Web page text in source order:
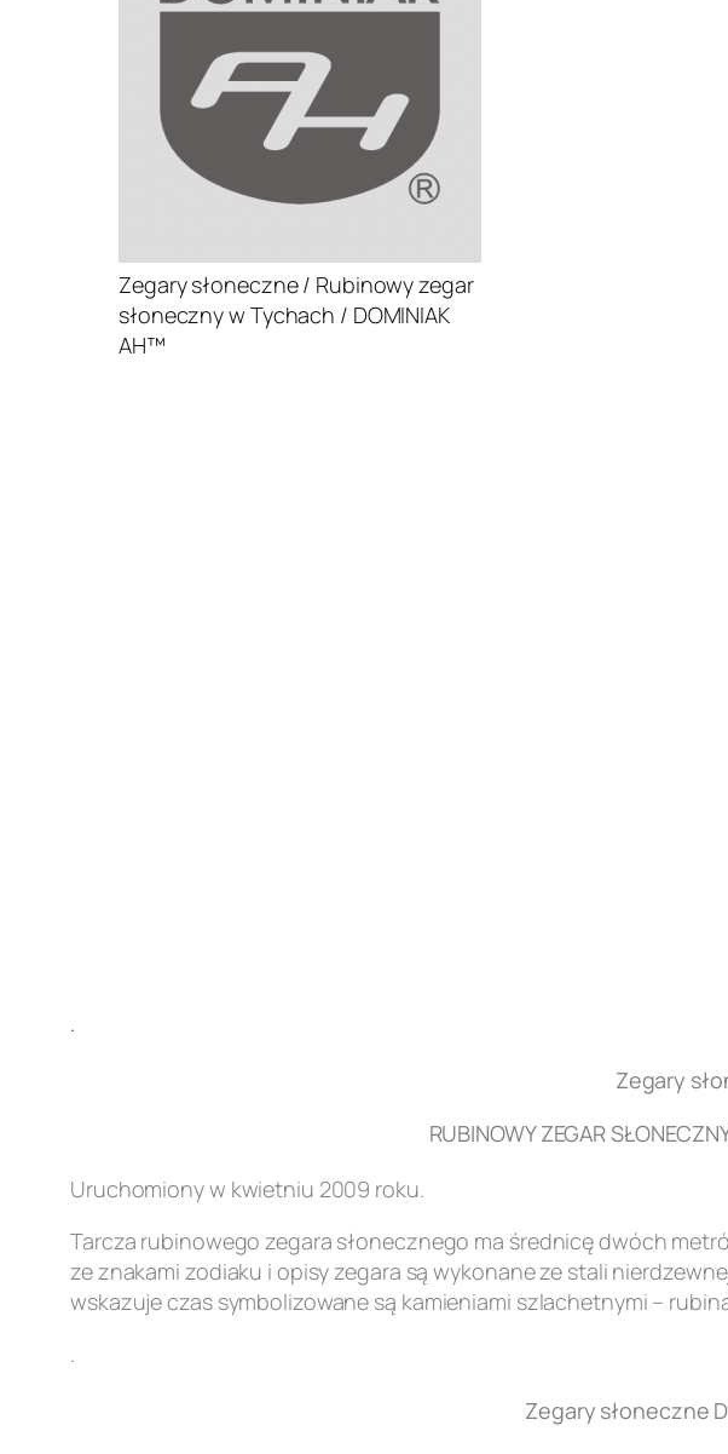
Zegary słoneczne / Rubinowy zegar
słoneczny w Tychach / DOMINIAK
AH™
.
Zegary
RUBINOWY ZEGAR
Uruchomiony w kwietniu 2009 roku.
Tarcza rubinowego zegara słonecznego ma średnicę dwóch
ze znakami zodiaku i opisy zegara są wykonane ze stali
wskazuje czas symbolizowane są kamieniami szlachetnymi –
.
Zegary słoneczne